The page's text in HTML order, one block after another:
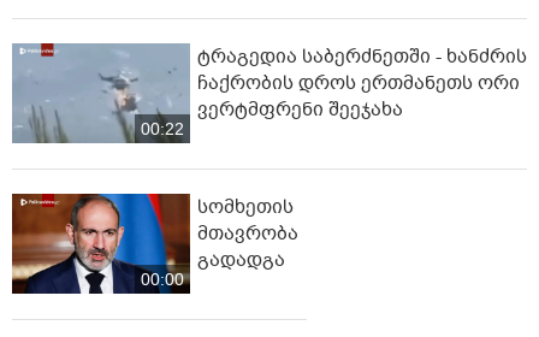
00:22
ტრაგედია საბერძნეთში - ხანძრის
ჩაქრობის დროს ერთმანეთს ორი
ვერტმფრენი შეეჯახა
00:00
სომხეთის
მთავრობა
გადადგა